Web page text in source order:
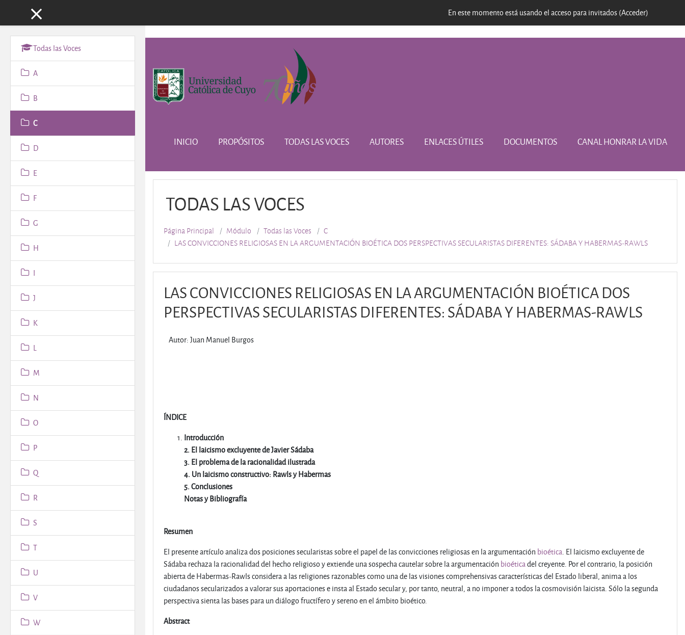
Panel lateral En este momento está usando el acceso para invitados (Acceder)
INICIO PROPÓSITOS TODAS LAS VOCES AUTORES ENLACES ÚTILES DOCUMENTOS CANAL HONRAR LA VIDA
TODAS LAS VOCES
Página Principal Módulo Todas las Voces
C
LAS CONVICCIONES RELIGIOSAS EN LA ARGUMENTACIÓN BIOÉTICA DOS PERSPECTIVAS SECULARISTAS DIFERENTES: SÁDABA Y HABERMAS-RAWLS
LAS CONVICCIONES RELIGIOSAS EN LA ARGUMENTACIÓN BIOÉTICA DOS
PERSPECTIVAS SECULARISTAS DIFERENTES: SÁDABA Y HABERMAS-RAWLS
Autor: Juan Manuel Burgos
ÍNDICE
Introducción
2. El laicismo excluyente de Javier Sádaba
3. El problema de la racionalidad ilustrada
4. Un laicismo constructivo: Rawls y Habermas
5. Conclusiones
Notas y Bibliografía
Resumen
El presente artículo analiza dos posiciones secularistas sobre el papel de las convicciones religiosas en la argumentación bioética. El laicismo excluyente de
Sádaba rechaza la racionalidad del hecho religioso y extiende una sospecha cautelar sobre la argumentación bioéticadel creyente. Por el contrario, la posición
abierta de Habermas-Rawls considera a las religiones razonables como una de las visiones comprehensivas características del Estado liberal, anima a los
ciudadanos secularizados a valorar sus aportaciones e insta al Estado secular y, por tanto, neutral, a no imponer a todos la cosmovisión laicista. Sólo la segunda
perspectiva sienta las bases para un diálogo fructífero y sereno en el ámbito bioético.
Abstract
Todas las Voces
A
B
C
D
E
F
G
H
I
J
K
L
M
N
O
P
Q
R
S
T
U
V
W